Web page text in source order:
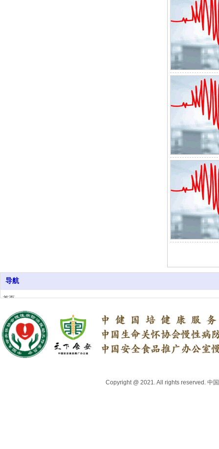
导航
首页
关于我们
行业资讯
上医头条号
中医药健康品牌推荐
专家委员会
Copyright @ 2021. All rights reserved.